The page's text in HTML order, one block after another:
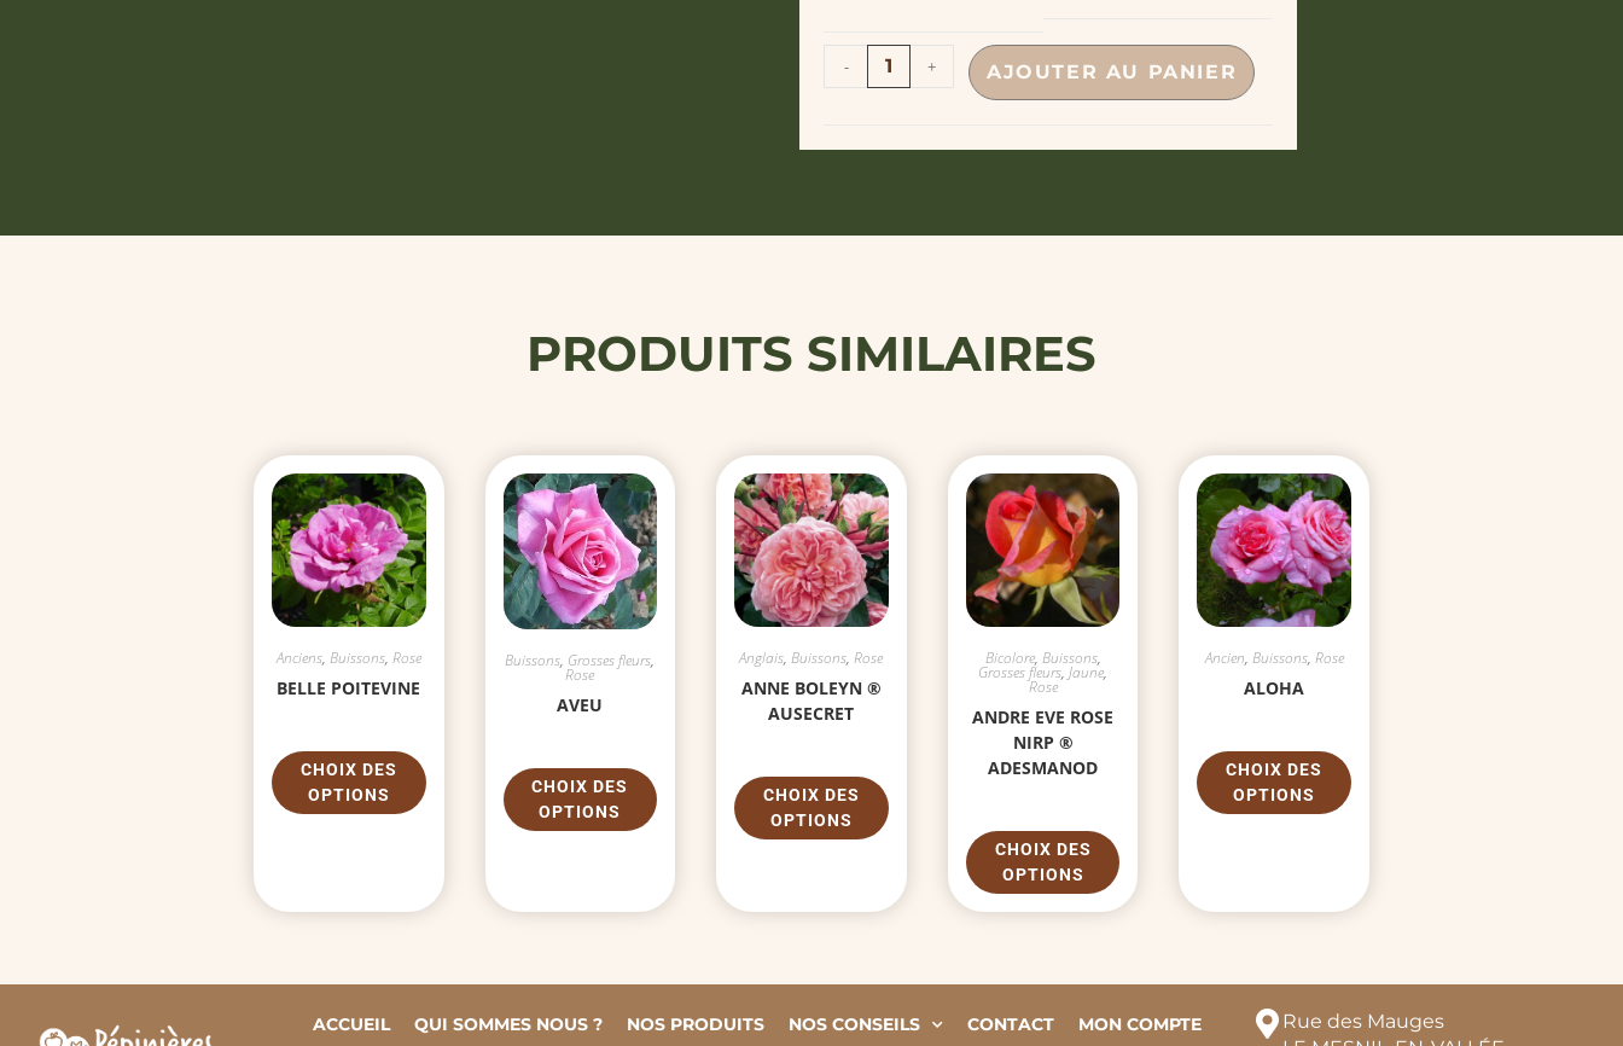
- + AJOUTER AU PANIER
PRODUITS SIMILAIRES
Anciens, Buissons, Rose
BELLE POITEVINE
CHOIX DES
OPTIONS
Buissons, Grosses fleurs,
Rose
AVEU
CHOIX DES
OPTIONS
Anglais,Buissons,Rose
ANNE BOLEYN ®
AUSECRET
CHOIX DES
OPTIONS
Bicolore, Buissons,
Grosses fleurs,Jaune,
Rose
ANDRE EVE ROSE
NIRP ®
ADESMANOD
CHOIX DES
OPTIONS
Ancien, Buissons, Rose
ALOHA
CHOIX DES
OPTIONS
ACCUEIL QUI SOMMES NOUS ? NOS PRODUITS NOS CONSEILS CONTACT MON COMPTE
Rue des Mauges